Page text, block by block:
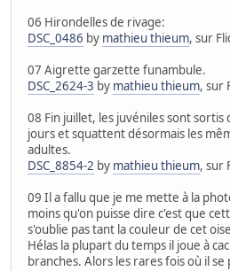
06 Hirondelles de rivage:
DSC_0486 by mathieu thieum, sur
07 Aigrette garzette funambule.
DSC_2624-3 by mathieu thieum, sur
08 Fin juillet, les juvéniles sont
jours et squattent désormais les
adultes.
DSC_8854-2 by mathieu thieum, sur
09 Il a fallu que je me mette à la
moins qu'on puisse dire c'est que
s'oublie pas tant la couleur de cet
Hélas la plupart du temps il joue à
branches. Alors les rares fois où il